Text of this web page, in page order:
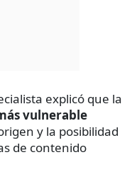
explicó que la
vulnerable
y la posibilidad
de contenido